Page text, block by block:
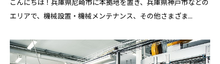
こんにちは！兵庫県尼崎市に本拠地を置き、兵庫県神戸市などの
エリアで、機械設置・機械メンテナンス、その他さまざま...